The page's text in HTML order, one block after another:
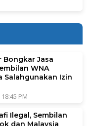
Bongkar Jasa
WNA
Salahgunakan Izin
PM
Ilegal, Sembilan
dan Malaysia